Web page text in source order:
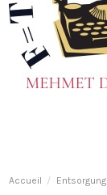
Accueil Entsorgung